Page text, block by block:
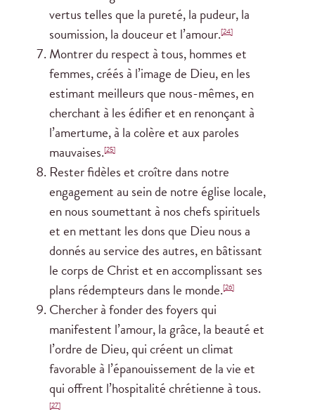
vertus telles que la pureté, la pudeur, la
soumission, la douceur et l’amour.[24]
Montrer du respect à tous, hommes et
femmes, créés à l’image de Dieu, en les
estimant meilleurs que nous-mêmes, en
cherchant à les édifier et en renonçant à
l’amertume, à la colère et aux paroles
mauvaises.[25]
Rester fidèles et croître dans notre
engagement au sein de notre église locale,
en nous soumettant à nos chefs spirituels
et en mettant les dons que Dieu nous a
donnés au service des autres, en bâtissant
le corps de Christ et en accomplissant ses
plans rédempteurs dans le monde.[26]
Chercher à fonder des foyers qui
manifestent l’amour, la grâce, la beauté et
l’ordre de Dieu, qui créent un climat
favorable à l’épanouissement de la vie et
qui offrent l’hospitalité chrétienne à tous.
[27]